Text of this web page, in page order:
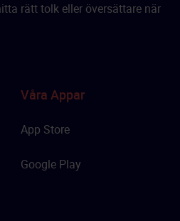
rätt tolk eller översättare när
Våra Appar
App Store
Google Play